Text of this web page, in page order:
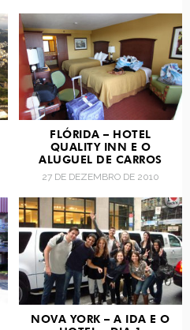
FLÓRIDA – HOTEL
QUALITY INN E O
ALUGUEL DE CARROS
27 DE DEZEMBRO DE 2010
NOVA YORK – A IDA E O